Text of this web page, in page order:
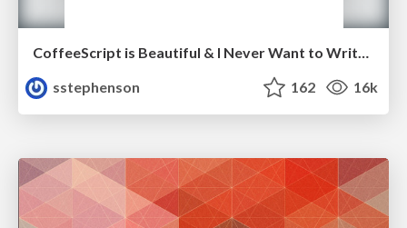
CoffeeScript is Beautiful & I Never Want to Write Plain JavaScript Again
sstephenson
162 16k